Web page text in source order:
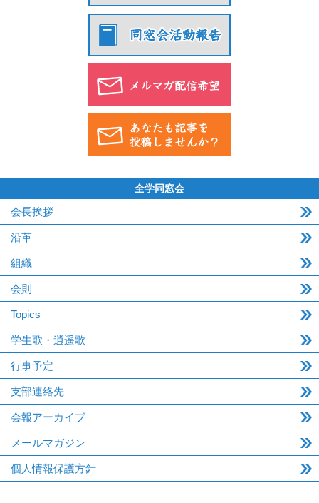
全学同窓会
会長挨拶
沿革
組織
会則
Topics
学生歌・逍遥歌
行事予定
支部連絡先
会報アーカイブ
メールマガジン
個人情報保護方針